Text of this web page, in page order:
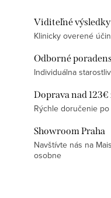
Viditeľné výsledky
Klinicky overené
Odborné
Individuálna
Doprava nad
Rýchle doručenie
Showroom Praha
Navštívte nás na
osobne